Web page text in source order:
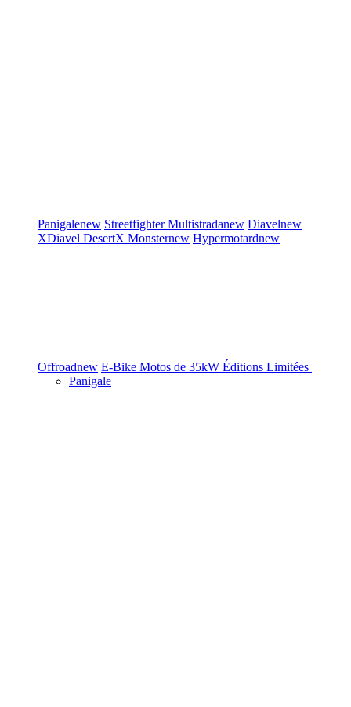
Panigalenew StreetfighterMultistradanew Diavelnew
XDiavel DesertX Monsternew Hypermotardnew
Offroadnew E-Bike Motos de 35kW Éditions Limitées
Panigale